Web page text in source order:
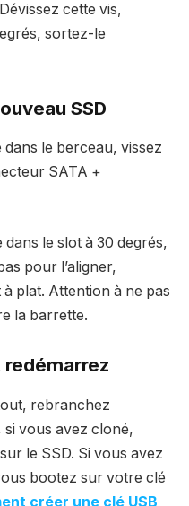
cette vis,
sortez-le
SSD
dans le berceau, vissez
SATA +
dans le slot à 30 degrés,
pour l’aligner,
plat. Attention à ne pas
la barrette.
redémarrez
rebranchez
si vous avez cloné,
le SSD. Si vous avez
bootez sur votre clé
créer une clé USB